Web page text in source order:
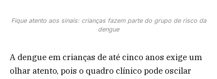
Fique atento aos sinais: crianças fazem parte do grupo de risco da
dengue
A dengue em crianças de até cinco anos exige um
olhar atento, pois o quadro clínico pode oscilar